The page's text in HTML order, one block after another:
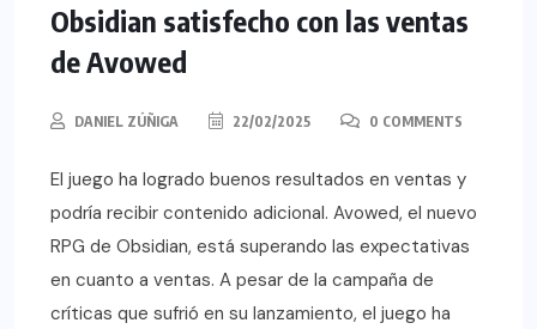
Obsidian satisfecho con las ventas
de Avowed
DANIEL ZÚÑIGA 22/02/2025 0 COMMENTS
El juego ha logrado buenos resultados en ventas y
podría recibir contenido adicional. Avowed, el nuevo
RPG de Obsidian, está superando las expectativas
en cuanto a ventas. A pesar de la campaña de
críticas que sufrió en su lanzamiento, el juego ha